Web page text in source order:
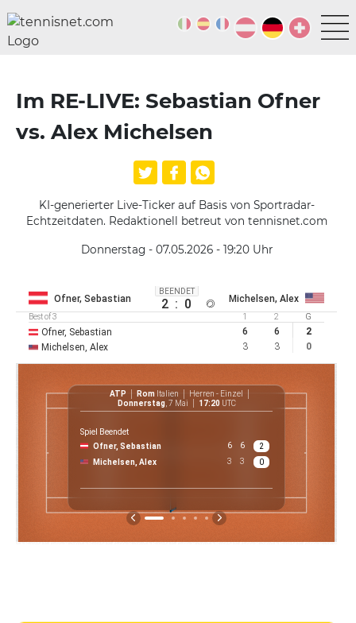
Im RE-LIVE: Sebastian Ofner
vs. Alex Michelsen
KI-generierter Live-Ticker auf Basis von Sportradar-
Echtzeitdaten. Redaktionell betreut von tennisnet.com
Donnerstag - 07.05.2026 - 19:20Uhr
Ofner, Sebastian
BEENDET
2 : 0 Michelsen, Alex
Best of 3 1 2 G
Ofner, Sebastian 6 6
2
Michelsen, Alex
3 3 0
ATP Rom Italien
Herren - Einzel
Donnerstag , 7 Mai 17:20 UTC
Spiel Beendet
Ofner, Sebastian
6 6
2
Michelsen, Alex
3 3 0